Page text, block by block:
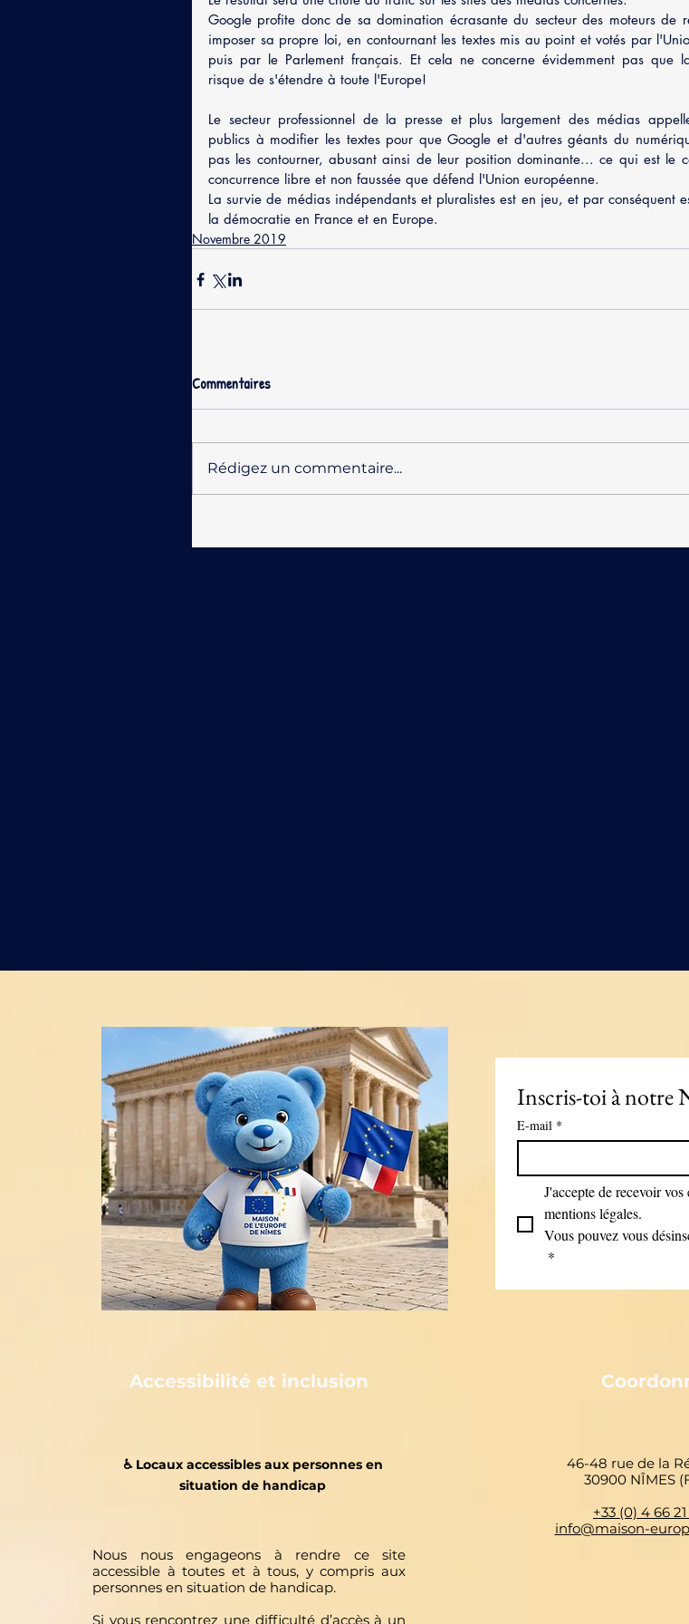
Google profite donc de sa domination écrasante du secteur des moteurs de
imposer sa propre loi, en contournant les textes mis au point et votés par
puis par le Parlement français. Et cela ne concerne évidemment pas que
risque de s'étendre à toute l'Europe!
Le secteur professionnel de la presse et plus largement des médias
publics à modifier les textes pour que Google et d'autres géants du
pas les contourner, abusant ainsi de leur position dominante... ce qui est le
concurrence libre et non faussée que défend l'Union européenne.
La survie de médias indépendants et pluralistes est en jeu, et par conséquent
la démocratie en France et en Europe.
Novembre 2019
Commentaires
Rédigez un commentaire...
Accessibilité et inclusion
♿️ Locaux accessibles aux personnes en
situation de handicap
Nous nous engageons à rendre ce site
accessible à toutes et à tous, y compris aux
personnes en situation de handicap.
Si vous rencontrez une difficulté d’accès à un
Inscris-toi à notre
E-mail *
J'accepte de recevoir
mentions légales.
Vous pouvez vous
*
46-48 rue de la
30900 NÎMES
+33 (0) 4 66
info@maison-